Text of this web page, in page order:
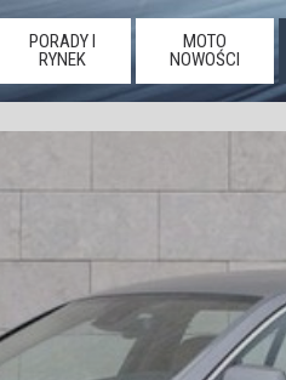
PORADY I
RYNEK
MOTO
NOWOŚCI